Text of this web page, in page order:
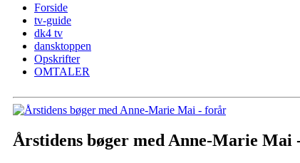
Forside
tv-guide
dk4 tv
dansktoppen
Opskrifter
OMTALER
Årstidens bøger med Anne-Marie Mai